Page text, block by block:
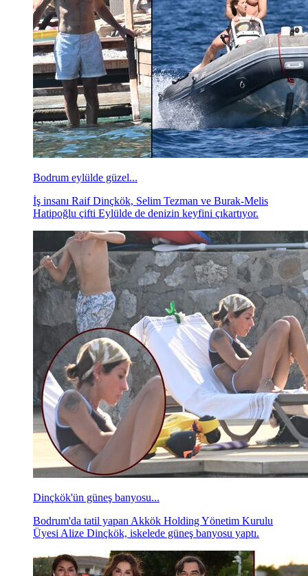
Bodrum eylülde güzel...
İş insanı Raif Dinçkök, Selim Tezman ve Burak-Melis
Hatipoğlu çifti Eylülde de denizin keyfini çıkartıyor.
Dinçkök'ün güneş banyosu...
Bodrum'da tatil yapan Akkök Holding Yönetim Kurulu
Üyesi Alize Dinçkök, iskelede güneş banyosu yaptı.